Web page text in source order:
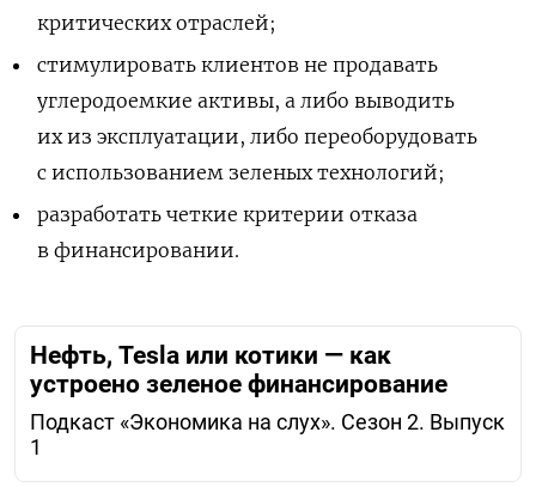
критических отраслей;
стимулировать клиентов не продавать
углеродоемкие активы, а либо выводить
их из эксплуатации, либо переоборудовать
с использованием зеленых технологий;
разработать четкие критерии отказа
в финансировании.
Нефть, Tesla или котики — как
устроено зеленое финансирование
Подкаст «Экономика на слух». Сезон 2. Выпуск
1